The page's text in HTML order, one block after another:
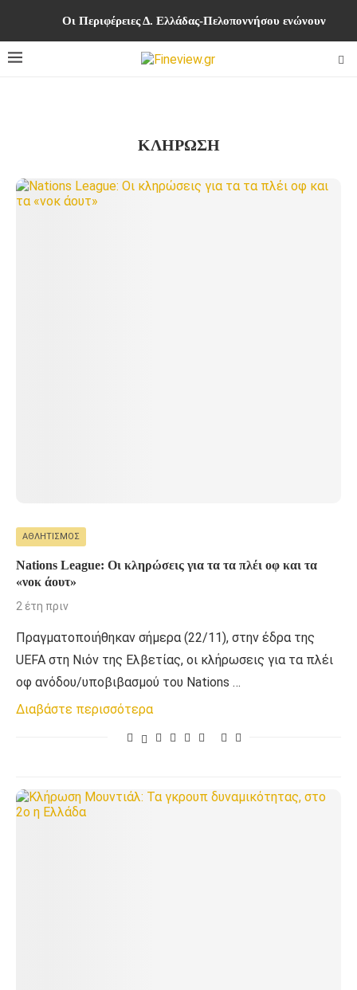
Οι Περιφέρειες Δ. Ελλάδας-Πελοποννήσου ενώνουν
ΚΛΗΡΩΣΗ
ΑΘΛΗΤΙΣΜΌΣ
Nations League: Οι κληρώσεις για τα τα πλέι οφ και τα
«νοκ άουτ»
2 έτη πριν
Πραγματοποιήθηκαν σήμερα (22/11), στην έδρα της
UEFA στη Νιόν της Ελβετίας, οι κλήρωσεις για τα πλέι
οφ ανόδου/υποβιβασμού του Nations …
Διαβάστε περισσότερα